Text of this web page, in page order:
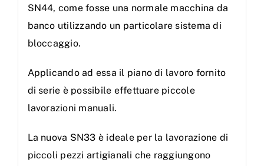
SN44, come fosse una normale macchina da
banco utilizzando un particolare sistema di
bloccaggio.
Applicando ad essa il piano di lavoro fornito
di serie è possibile effettuare piccole
lavorazioni manuali.
La nuova SN33 è ideale per la lavorazione di
piccoli pezzi artigianali che raggiungono